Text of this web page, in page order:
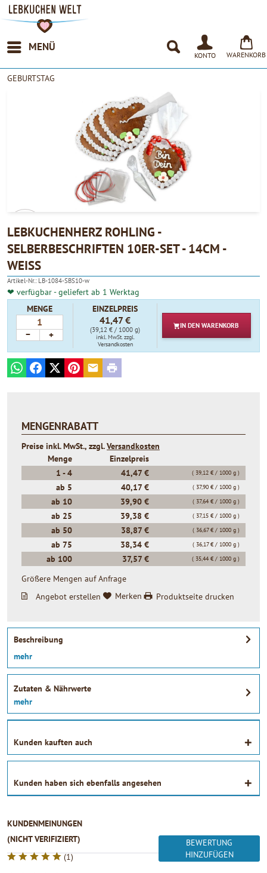
MENÜ
KONTO WARENKORB
GEBURTSTAG
4.90
LEBKUCHENHERZ ROHLING -
SELBERBESCHRIFTEN 10ER-SET - 14CM -
WEISS
Artikel-Nr.: LB-1084-SBS10-w
❤ verfügbar - geliefert ab 1 Werktag
MENGE
− +
EINZELPREIS
41,47 €
(39,12 € / 1000 g)
inkl. MwSt.zzgl.
Versandkosten
IN DEN WARENKORB
WhatsAppFacebook
X PinterestE-mailPrint
MENGENRABATT
Preise inkl. MwSt., zzgl.Versandkosten
Menge
Einzelpreis
1 -4 41,47 € ( 39,12 € / 1000 g )
ab 5 40,17 € ( 37,90 € / 1000 g )
ab 10 39,90 € ( 37,64 € / 1000 g )
ab 25 39,38 € ( 37,15 € / 1000 g )
ab 50 38,87 € ( 36,67 € / 1000 g )
ab 75 38,34 € ( 36,17 € / 1000 g )
ab 100 37,57 € ( 35,44 € / 1000 g )
Größere Mengen auf Anfrage
Angebot erstellen
Merken Produktseite drucken
Beschreibung
mehr
Zutaten & Nährwerte
mehr
Kunden kauften auch
Kunden haben sich ebenfalls angesehen
KUNDENMEINUNGEN
(NICHT VERIFIZIERT)
(1)
BEWERTUNG
HINZUFÜGEN